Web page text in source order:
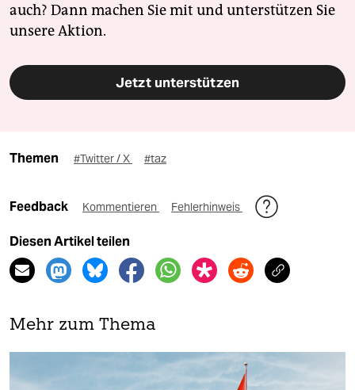
auch? Dann machen Sie mit und unterstützen Sie
unsere Aktion.
Jetzt unterstützen
Themen #Twitter / X #taz
Feedback Kommentieren Fehlerhinweis
Diesen Artikel teilen
Mehr zum Thema